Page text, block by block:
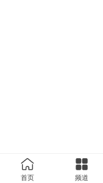
首页 频道